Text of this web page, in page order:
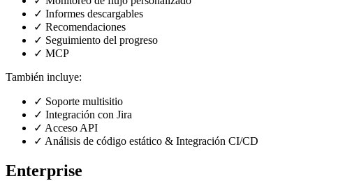
✓ Informes descargables
✓ Recomendaciones
✓ Seguimiento del progreso
✓ MCP
También incluye:
✓ Soporte multisitio
✓ Integración con Jira
✓ Acceso API
✓ Análisis de código estático & Integración CI/CD
Enterprise